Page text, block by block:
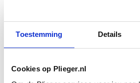
Toestemming Details
Cookies op Plieger.nl
Radius